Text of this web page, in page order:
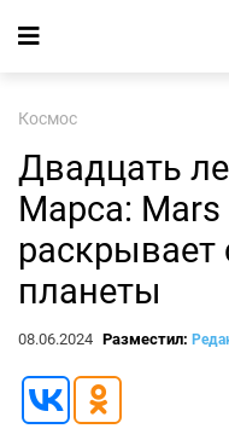
Космос
Двадцать
Марса: Mars
раскрывает
планеты
08.06.2024 Разместил: